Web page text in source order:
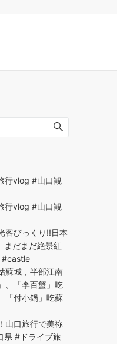
行vlog #山口観
行vlog #山口観
客びっくり!!日本
だまだ絶景紅
#castle
蘇城，半部江南
、「李百蟹」吃
「付小鍋」吃蘇
山口旅行で美祢
県 #ドライブ旅